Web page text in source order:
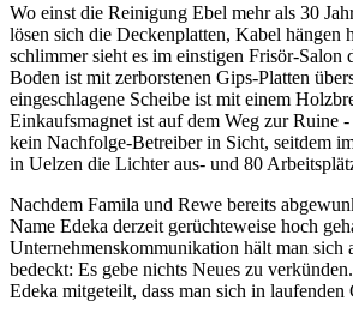
Wo einst die Reinigung Ebel mehr als 30
lösen sich die Deckenplatten, Kabel hängen
schlimmer sieht es im einstigen Frisör-Salon
Boden ist mit zerborstenen Gips-Platten
eingeschlagene Scheibe ist mit einem
Einkaufsmagnet ist auf dem Weg zur Ruine
kein Nachfolge-Betreiber in Sicht, seitdem
in Uelzen die Lichter aus- und 80
Nachdem Famila und Rewe bereits
Name Edeka derzeit gerüchteweise hoch
Unternehmenskommunikation hält man
bedeckt: Es gebe nichts Neues zu
Edeka mitgeteilt, dass man sich in laufenden